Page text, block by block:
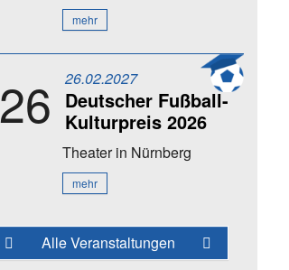
mehr
26 26.02.2027
Deutscher Fußball-
Kulturpreis 2026
Theaterin Nürnberg
mehr
Alle Veranstaltungen